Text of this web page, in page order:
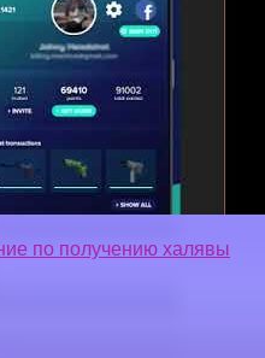
по получению халявы